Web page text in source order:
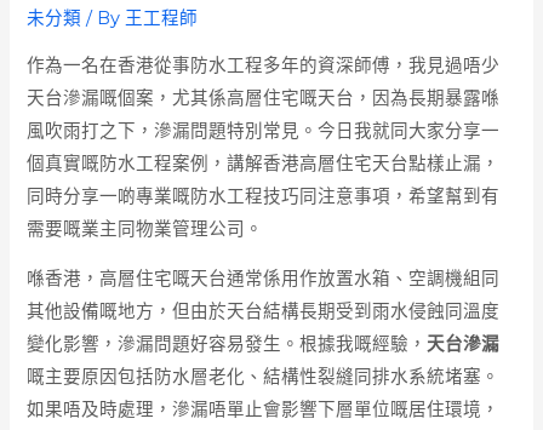
未分類 / By 王工程師
作為一名在香港從事防水工程多年的資深師傅，我見過唔少
天台滲漏嘅個案，尤其係高層住宅嘅天台，因為長期暴露喺
風吹雨打之下，滲漏問題特別常見。今日我就同大家分享一
個真實嘅防水工程案例，講解香港高層住宅天台點樣止漏，
同時分享一啲專業嘅防水工程技巧同注意事項，希望幫到有
需要嘅業主同物業管理公司。
喺香港，高層住宅嘅天台通常係用作放置水箱、空調機組同
其他設備嘅地方，但由於天台結構長期受到雨水侵蝕同溫度
變化影響，滲漏問題好容易發生。根據我嘅經驗， 天台滲漏
嘅主要原因包括防水層老化、結構性裂縫同排水系統堵塞。
如果唔及時處理，滲漏唔單止會影響下層單位嘅居住環境，